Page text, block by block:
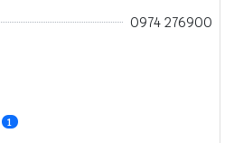
0974 276900
1